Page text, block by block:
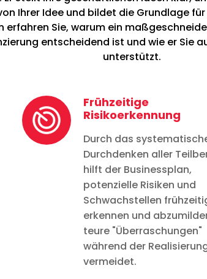
Ihrer Idee und bildet die Grundlage
erfahren Sie, warum ein
entscheidend ist und wie er Sie
unterstützt.
Frühzeitige
Risikoerkennung
Durch das
Durchdenken aller
hilft der Businessplan,
potenzielle Risiken und
Schwachstellen
erkennen und
teure "Überraschungen"
während der
vermeidet.